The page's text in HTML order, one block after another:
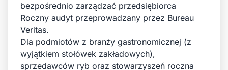
bezpośrednio zarządzać przedsiębiorca
Roczny audyt przeprowadzany przez Bureau
Veritas.
Dla podmiotów z branży gastronomicznej (z
wyjątkiem stołówek zakładowych),
sprzedawców ryb oraz stowarzyszeń roczna